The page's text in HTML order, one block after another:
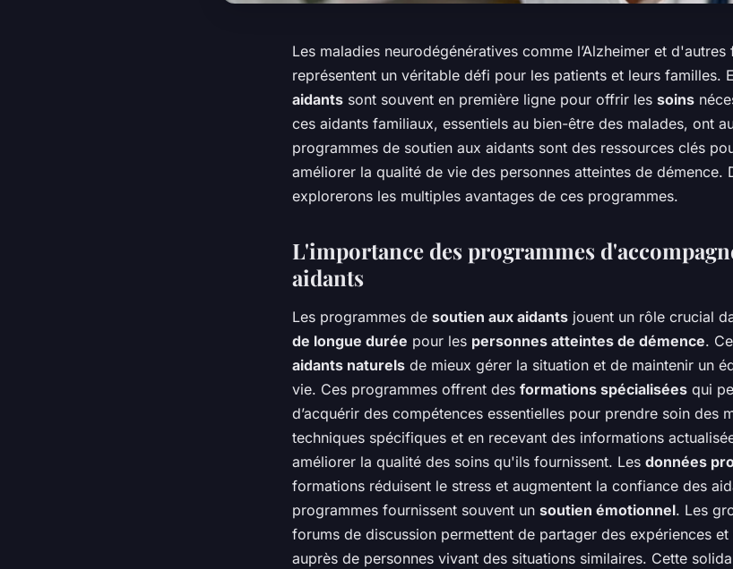
Les maladies neurodégénératives comme l’Alzheimer et
représentent un véritable défi pour les patients et leurs familles.
aidants sont souvent en première ligne pour offrir les soins
ces aidants familiaux, essentiels au bien-être des malades, ont
programmes de soutien aux aidants sont des ressources clés
améliorer la qualité de vie des personnes atteintes de démence.
explorerons les multiples avantages de ces programmes.
L'importance des programmes
aidants
Les programmes de soutien aux aidants jouent un rôle crucial
de longue durée pour les personnes atteintes de démence.
aidants naturels de mieux gérer la situation et de maintenir un
vie. Ces programmes offrent des formations spécialisées qui
d’acquérir des compétences essentielles pour prendre soin des
techniques spécifiques et en recevant des informations
améliorer la qualité des soins qu'ils fournissent. Les données
formations réduisent le stress et augmentent la confiance des
programmes fournissent souvent un soutien émotionnel. Les
forums de discussion permettent de partager des expériences
auprès de personnes vivant des situations similaires. Cette